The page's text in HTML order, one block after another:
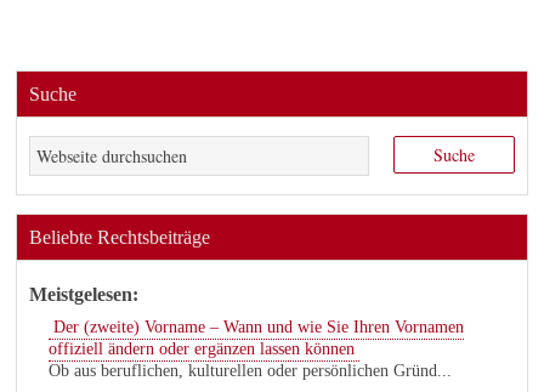
Suche
Beliebte Rechtsbeiträge
Meistgelesen:
Der (zweite) Vorname – Wann und wie Sie Ihren Vornamen
offiziell ändern oder ergänzen lassen können
Ob aus beruflichen, kulturellen oder persönlichen Gründ...